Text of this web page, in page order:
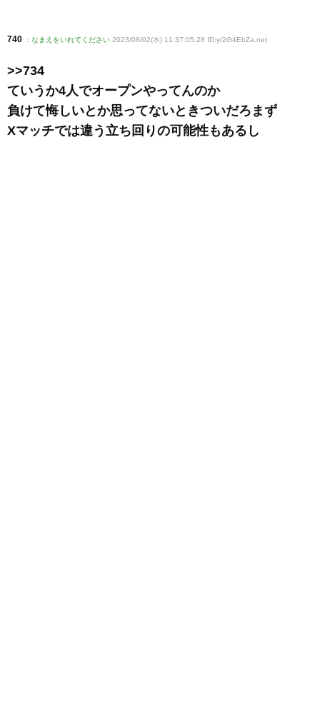
740 : なまえをいれてください 2023/08/02(水) 11:37:05.28 ID:y/2G4EbZa.net
>>734
ていうか4人でオープンやってんのか
負けて悔しいとか思ってないときついだろまず
Xマッチでは違う立ち回りの可能性もあるし